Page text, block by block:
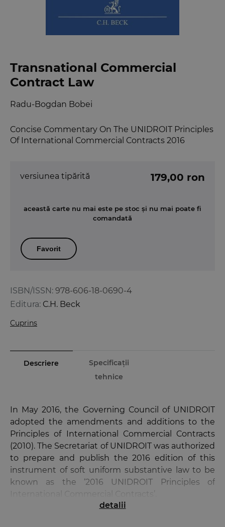
Transnational Commercial
Contract Law
Concise Commentary On The UNIDROIT Principles
Of International Commercial Contracts 2016
Radu-Bogdan Bobei
ISBN/ISSN: 978-606-18-0690-4
Editura: C.H. Beck
Cuprins
versiunea tipărită 179,00 ron
această carte nu mai este pe stoc și nu mai poate fi
comandată
Favorit
Descriere
Specificații
tehnice
In May 2016, the Governing Council of UNIDROIT
adopted the amendments and additions to the
Principles of International Commercial Contracts
(2010). The Secretariat of UNIDROIT was authorized
to prepare and publish the 2016 edition of this
instrument of soft uniform substantive law to be
known as the ‘2016 UNIDROIT Principles of
International Commercial Contracts’.
detalii